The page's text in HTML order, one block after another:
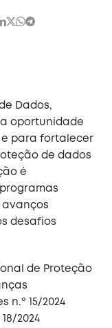
Dados,
oportunidade
para fortalecer
de dados
é
avanços
desafios
de Proteção
n.º 15/2024
2024